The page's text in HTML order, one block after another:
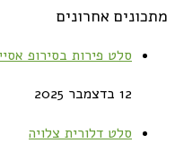
מתכונים אחרונים
סלט פירות בסירופ
12 בדצמבר 2025
סלט דלורית צלויה